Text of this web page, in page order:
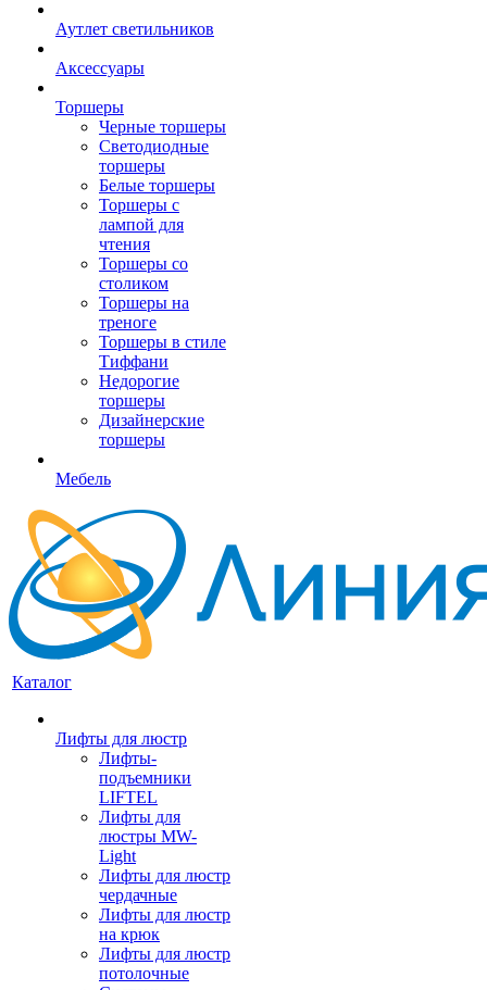
Аутлет светильников
Аксессуары
Торшеры
Черные торшеры
Светодиодные
торшеры
Белые торшеры
Торшеры с
лампой для
чтения
Торшеры со
столиком
Торшеры на
треноге
Торшеры в стиле
Тиффани
Недорогие
торшеры
Дизайнерские
торшеры
Мебель
Каталог
Лифты для люстр
Лифты-
подъемники
LIFTEL
Лифты для
люстры MW-
Light
Лифты для люстр
чердачные
Лифты для люстр
на крюк
Лифты для люстр
потолочные